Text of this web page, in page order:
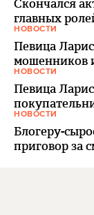
Скончался
главных
НОВОСТИ
Певица
мошенников
НОВОСТИ
Певица
НОВОСТИ
Блогеру-
приговор за